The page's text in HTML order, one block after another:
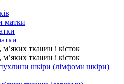
матки
тканин і кісток
тканин і кісток
пухлини шкіри (лімфоми шкіри)